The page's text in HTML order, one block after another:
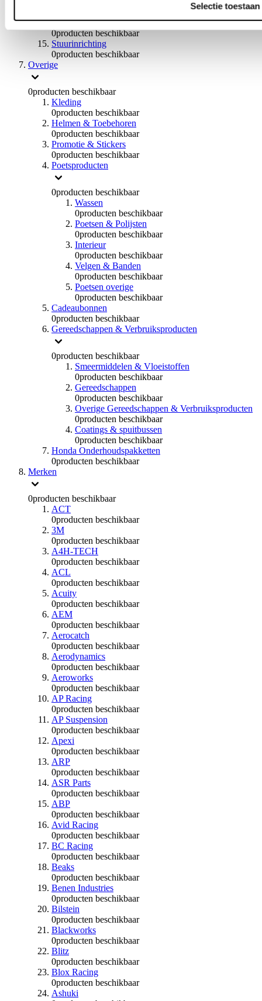
Selectie toestaan
Braces
0producten beschikbaar
Stuurinrichting
0producten beschikbaar
Overige
0producten beschikbaar
Kleding
0producten beschikbaar
Helmen & Toebehoren
0producten beschikbaar
Promotie & Stickers
0producten beschikbaar
Poetsproducten
0producten beschikbaar
Wassen
0producten beschikbaar
Poetsen & Polijsten
0producten beschikbaar
Interieur
0producten beschikbaar
Velgen & Banden
0producten beschikbaar
Poetsen overige
0producten beschikbaar
Cadeaubonnen
0producten beschikbaar
Gereedschappen & Verbruiksproducten
0producten beschikbaar
Smeermiddelen & Vloeistoffen
0producten beschikbaar
Gereedschappen
0producten beschikbaar
Overige Gereedschappen & Verbruiksproducten
0producten beschikbaar
Coatings & spuitbussen
0producten beschikbaar
Honda Onderhoudspakketten
0producten beschikbaar
Merken
0producten beschikbaar
ACT
0producten beschikbaar
3M
0producten beschikbaar
A4H-TECH
0producten beschikbaar
ACL
0producten beschikbaar
Acuity
0producten beschikbaar
AEM
0producten beschikbaar
Aerocatch
0producten beschikbaar
Aerodynamics
0producten beschikbaar
Aeroworks
0producten beschikbaar
AP Racing
0producten beschikbaar
AP Suspension
0producten beschikbaar
Apexi
0producten beschikbaar
ARP
0producten beschikbaar
ASR Parts
0producten beschikbaar
ABP
0producten beschikbaar
Avid Racing
0producten beschikbaar
BC Racing
0producten beschikbaar
Beaks
0producten beschikbaar
Benen Industries
0producten beschikbaar
Bilstein
0producten beschikbaar
Blackworks
0producten beschikbaar
Blitz
0producten beschikbaar
Blox Racing
0producten beschikbaar
Ashuki